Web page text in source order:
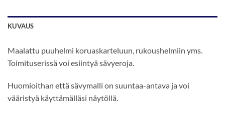
KUVAUS
Maalattu puuhelmi koruaskarteluun, rukoushelmiin yms.
Toimituserissä voi esiintyä sävyeroja.
Huomioithan että sävymalli on suuntaa-antava ja voi
vääristyä käyttämälläsi näytöllä.